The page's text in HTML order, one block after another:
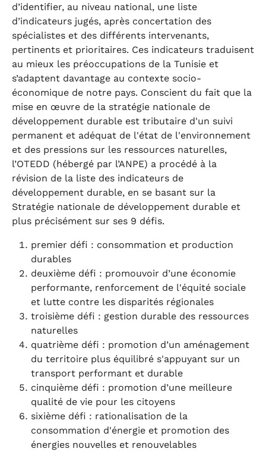
d’identifier, au niveau national, une liste
d’indicateurs jugés, après concertation des
spécialistes et des différents intervenants,
pertinents et prioritaires. Ces indicateurs traduisent
au mieux les préoccupations de la Tunisie et
s’adaptent davantage au contexte socio-
économique de notre pays. Conscient du fait que la
mise en œuvre de la stratégie nationale de
développement durable est tributaire d'un suivi
permanent et adéquat de l'état de l'environnement
et des pressions sur les ressources naturelles,
l’OTEDD (hébergé par l’ANPE) a procédé à la
révision de la liste des indicateurs de
développement durable, en se basant sur la
Stratégie nationale de développement durable et
plus précisément sur ses 9 défis.
premier défi : consommation et production
durables
deuxième défi : promouvoir d’une économie
performante, renforcement de l'équité sociale
et lutte contre les disparités régionales
troisième défi : gestion durable des ressources
naturelles
quatrième défi : promotion d’un aménagement
du territoire plus équilibré s'appuyant sur un
transport performant et durable
cinquième défi : promotion d’une meilleure
qualité de vie pour les citoyens
sixième défi : rationalisation de la
consommation d'énergie et promotion des
énergies nouvelles et renouvelables